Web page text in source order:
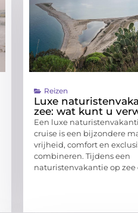
Reizen
Luxe
zee: wat kunt u
Een luxe
cruise is een bijzondere
vrijheid, comfort en
combineren. Tijdens een
naturistenvakantie op zee